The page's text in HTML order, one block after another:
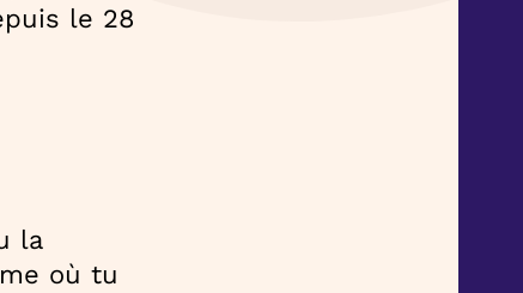
le 28
la
où tu